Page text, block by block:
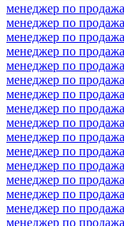
менеджер по
менеджер по
менеджер по
менеджер по
менеджер по
менеджер по
менеджер по
менеджер по
менеджер по
менеджер по
менеджер по
менеджер по
менеджер по
менеджер по
менеджер по
менеджер по